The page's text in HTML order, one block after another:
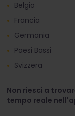
Belgio
Francia
Germania
Paesi Bassi
Svizzera
Non riesci a
tempo reale